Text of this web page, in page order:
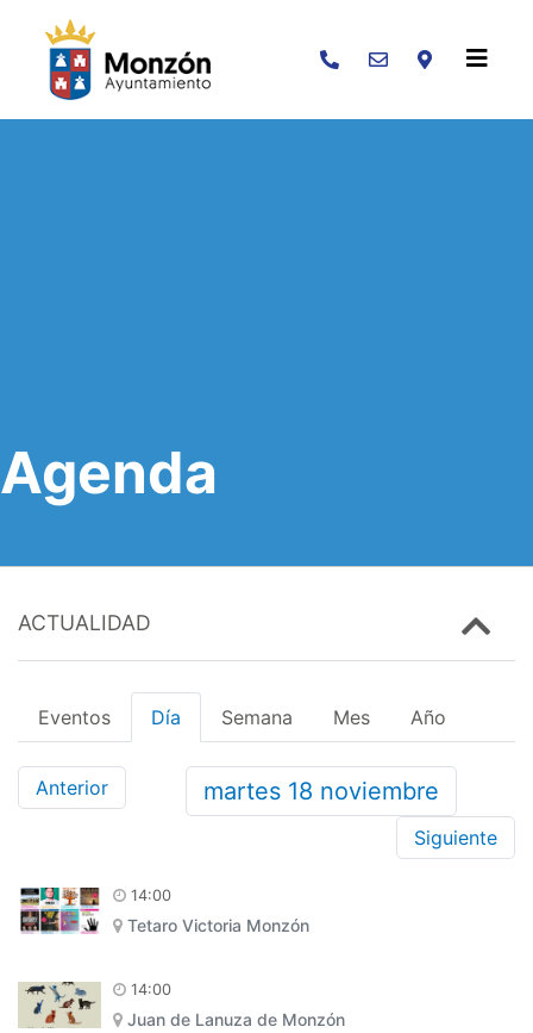
Buscar
Agenda
ACTUALIDAD
Eventos Día Semana Mes Año
Anterior martes 18 noviembre
Siguiente
14:00
Tetaro Victoria Monzón
14:00
Juan de Lanuza de Monzón